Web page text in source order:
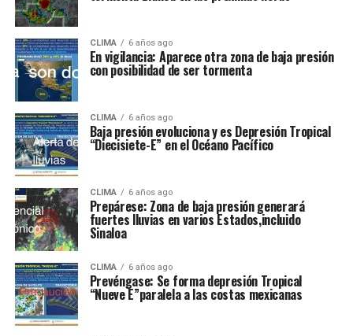
CLIMA 6 años ago
En vigilancia: Aparece otra zona de baja presión
con posibilidad de ser tormenta
CLIMA 6 años ago
Baja presión evoluciona y es Depresión Tropical
“Diecisiete-E” en el Océano Pacífico
CLIMA 6 años ago
Prepárese: Zona de baja presión generará
fuertes lluvias en varios Estados,incluido
Sinaloa
CLIMA 6 años ago
Prevéngase: Se forma depresión Tropical
“Nueve E”paralela a las costas mexicanas